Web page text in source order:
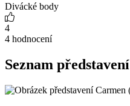
Divácké body
4
4 hodnocení
Seznam představení